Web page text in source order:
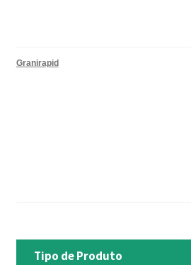
Granirapid
Tipo de Produto